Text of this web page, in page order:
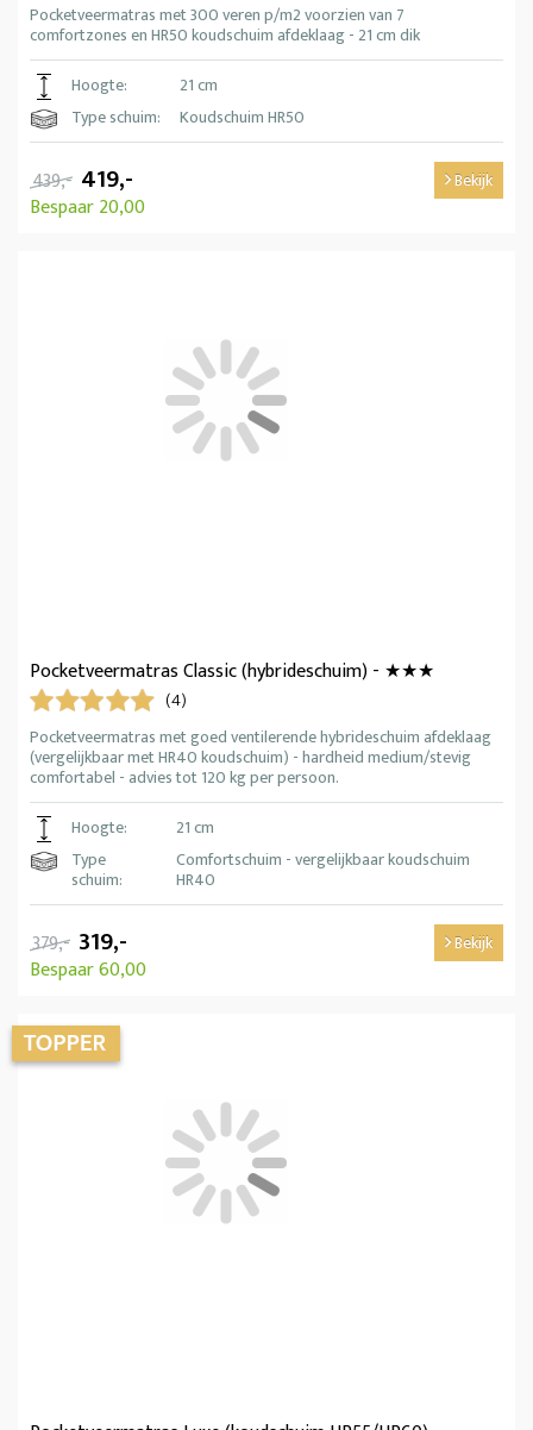
Pocketveermatras met 300 veren p/m2 voorzien van 7
comfortzones en HR50 koudschuim afdeklaag - 21 cm dik
Hoogte:
21 cm
Type schuim:
Koudschuim HR50
439,- 419,-
Bespaar 20,00
Bekijk
Pocketveermatras Classic (hybrideschuim) - ★★★
(4)
Pocketveermatras met goed ventilerende hybrideschuim afdeklaag
(vergelijkbaar met HR40 koudschuim) - hardheid medium/stevig
comfortabel - advies tot 120 kg per persoon.
Hoogte:
21 cm
Type
schuim:
Comfortschuim - vergelijkbaar koudschuim
HR40
379,- 319,-
Bespaar 60,00
Bekijk